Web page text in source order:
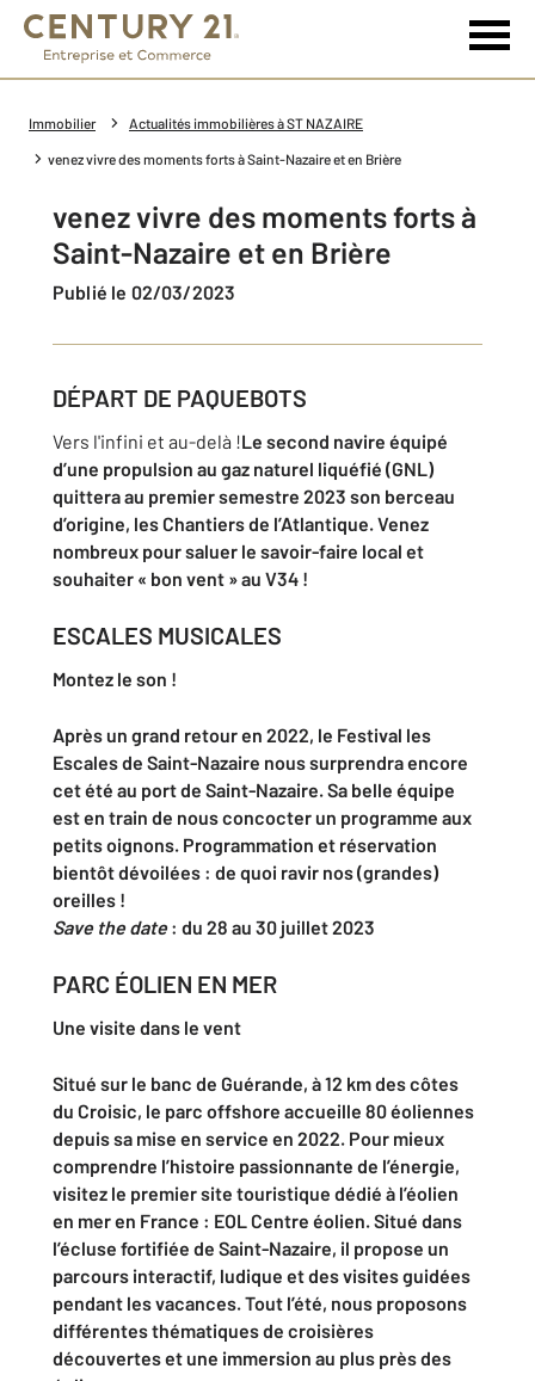
Immobilier Actualités immobilières à ST NAZAIRE
venez vivre des moments forts à Saint-Nazaire et en Brière
venez vivre des moments forts à
Saint-Nazaire et en Brière
Publié le 02/03/2023
DÉPART DE PAQUEBOTS
Vers l'infini et au-delà !Le second navire équipé
d’une propulsion au gaz naturel liquéfié (GNL)
quittera au premier semestre 2023 son berceau
d’origine, les Chantiers de l’Atlantique. Venez
nombreux pour saluer le savoir-faire local et
souhaiter « bon vent » au V34 !
ESCALES MUSICALES
Montez le son !
Après un grand retour en 2022, le Festival les
Escales de Saint-Nazaire nous surprendra encore
cet été au port de Saint-Nazaire. Sa belle équipe
est en train de nous concocter un programme aux
petits oignons. Programmation et réservation
bientôt dévoilées : de quoi ravir nos (grandes)
oreilles !
Save the date: du 28 au 30 juillet 2023
PARC ÉOLIEN EN MER
Une visite dans le vent
Situé sur le banc de Guérande, à 12 km des côtes
du Croisic, le parc offshore accueille 80 éoliennes
depuis sa mise en service en 2022. Pour mieux
comprendre l’histoire passionnante de l’énergie,
visitez le premier site touristique dédié à l’éolien
en mer en France : EOL Centre éolien. Situé dans
l’écluse fortifiée de Saint-Nazaire, il propose un
parcours interactif, ludique et des visites guidées
pendant les vacances. Tout l’été, nous proposons
différentes thématiques de croisières
découvertes et une immersion au plus près des